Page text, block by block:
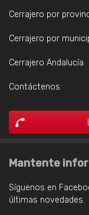
Cerrajero por
Cerrajero por
Cerrajero Andalucía
Contáctenos
Mantente
Síguenos en
últimas novedades.